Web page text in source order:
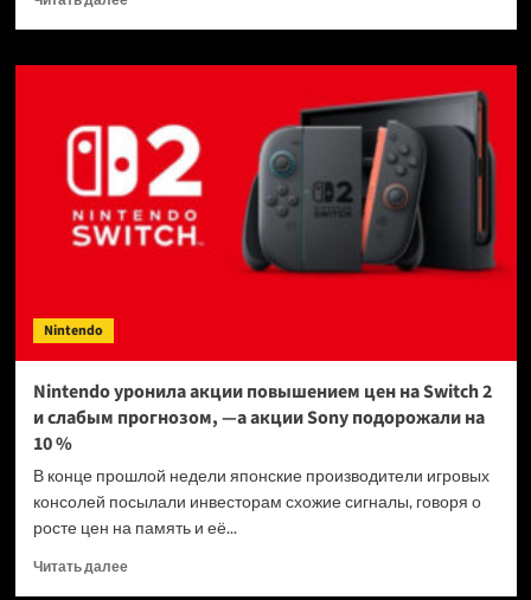
Nintendo
падению
продаж
консолей
Switch
2
уже
Nintendo
Nintendo уронила акции повышением цен на Switch 2
и слабым прогнозом, —а акции Sony подорожали на
10 %
В конце прошлой недели японские производители игровых
консолей посылали инвесторам схожие сигналы, говоря о
росте цен на память и её...
Читать далееПрочитать